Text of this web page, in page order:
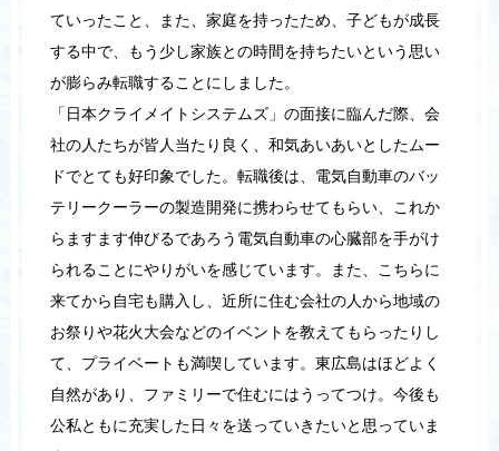
ていったこと、また、家庭を持ったため、子どもが成長
する中で、もう少し家族との時間を持ちたいという思い
が膨らみ転職することにしました。
「日本クライメイトシステムズ」の面接に臨んだ際、会
社の人たちが皆人当たり良く、和気あいあいとしたムー
ドでとても好印象でした。転職後は、電気自動車のバッ
テリークーラーの製造開発に携わらせてもらい、これか
らますます伸びるであろう電気自動車の心臓部を手がけ
られることにやりがいを感じています。また、こちらに
来てから自宅も購入し、近所に住む会社の人から地域の
お祭りや花火大会などのイベントを教えてもらったりし
て、プライベートも満喫しています。東広島はほどよく
自然があり、ファミリーで住むにはうってつけ。今後も
公私ともに充実した日々を送っていきたいと思っていま